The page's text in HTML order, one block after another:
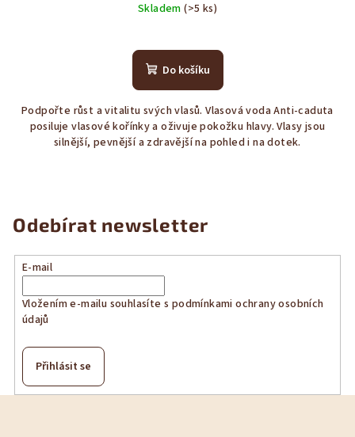
Skladem(>5 ks)
hodnocení
produktu
z
5
hvězdiček.
Do košíku
Podpořte růst a vitalitu svých vlasů. Vlasová voda Anti‑caduta
posiluje vlasové kořínky a oživuje pokožku hlavy. Vlasy jsou
silnější, pevnější a zdravější na pohled i na dotek.
Odebírat newsletter
E-mail
Vložením e-mailu souhlasíte s podmínkami ochrany osobních
údajů
Přihlásit se